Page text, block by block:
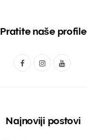
Pratite naše profile
F
I
t
Y
T
Najnoviji postovi